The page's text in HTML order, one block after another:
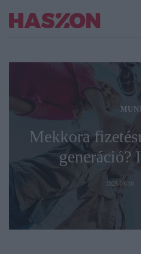
Mekkora
generáció?
2025-03-10